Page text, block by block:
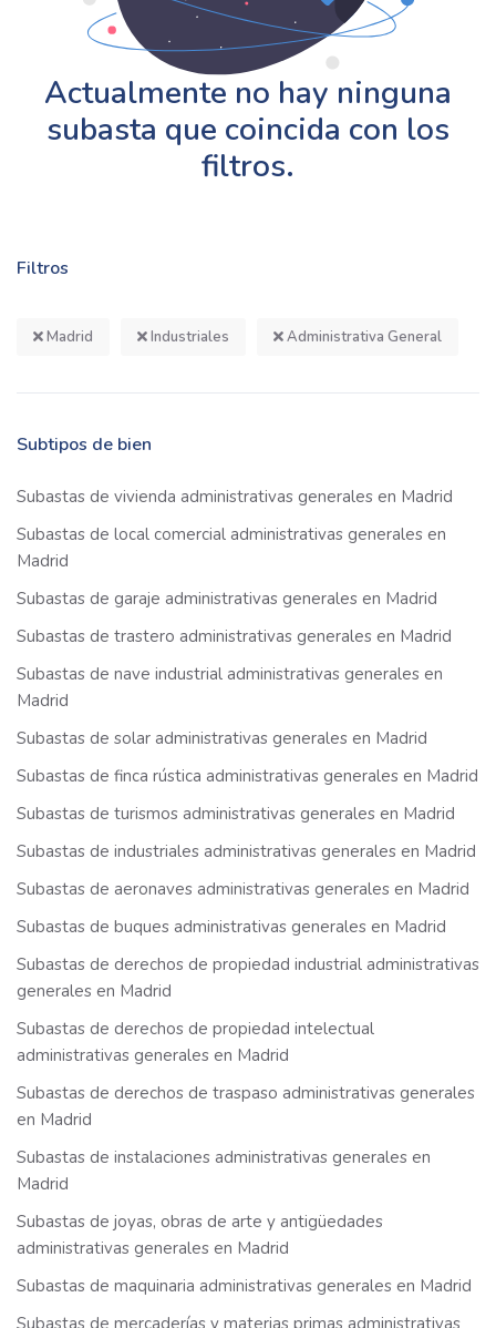
Filtros
Madrid Industriales Administrativa General
Subtipos de bien
Subastas de vivienda administrativas generales en Madrid
Subastas de local comercial administrativas generales en
Madrid
Subastas de garaje administrativas generales en Madrid
Subastas de trastero administrativas generales en Madrid
Subastas de nave industrial administrativas generales en
Madrid
Subastas de solar administrativas generales en Madrid
Subastas de finca rústica administrativas generales en Madrid
Subastas de turismos administrativas generales en Madrid
Subastas de industriales administrativas generales en Madrid
Subastas de aeronaves administrativas generales en Madrid
Subastas de buques administrativas generales en Madrid
Subastas de derechos de propiedad industrial administrativas
generales en Madrid
Subastas de derechos de propiedad intelectual
administrativas generales en Madrid
Subastas de derechos de traspaso administrativas generales
en Madrid
Subastas de instalaciones administrativas generales en
Madrid
Subastas de joyas, obras de arte y antigüedades
administrativas generales en Madrid
Subastas de maquinaria administrativas generales en Madrid
Actualmente no hay ninguna
subasta que coincida con los
filtros.